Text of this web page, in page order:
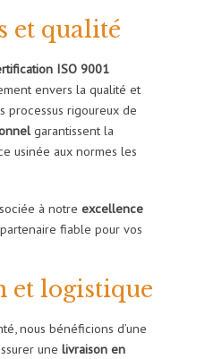
et qualité
ISO 9001
envers la qualité et
processus rigoureux de
garantissent la
usinée aux normes les
à notre excellence
fiable pour vos
et logistique
nous bénéficions d’une
une livraison en